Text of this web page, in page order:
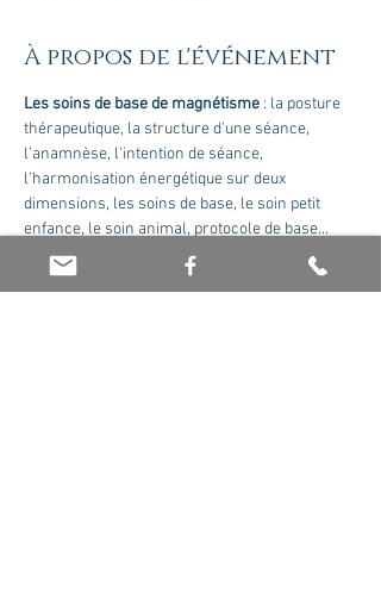
À propos de l'événement
Les soins de base de magnétisme : la posture
thérapeutique, la structure d'une séance,
l'anamnèse, l'intention de séance,
l'harmonisation énergétique sur deux
dimensions, les soins de base, le soin petit
enfance, le soin animal, protocole de base...
Formateur : Olivier Jaboin. Nous contacter
pour recevoir le cursus complet.